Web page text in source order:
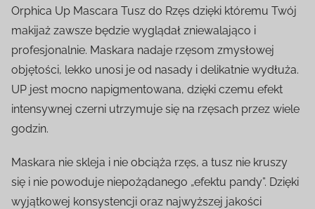
Orphica Up Mascara Tusz do Rzęs dzięki któremu Twój
makijaż zawsze będzie wyglądał zniewalająco i
profesjonalnie. Maskara nadaje rzęsom zmysłowej
objętości, lekko unosi je od nasady i delikatnie wydłuża.
UP jest mocno napigmentowana, dzięki czemu efekt
intensywnej czerni utrzymuje się na rzęsach przez wiele
godzin.
Maskara nie skleja i nie obciąża rzęs, a tusz nie kruszy
się i nie powoduje niepożądanego „efektu pandy”. Dzięki
wyjątkowej konsystencji oraz najwyższej jakości